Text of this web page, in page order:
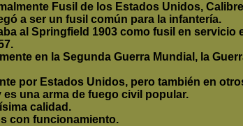
Fusil de los Estados Unidos,
a ser un fusil común para la infantería.
al Springfield 1903 como fusil en servicio
en la Segunda Guerra Mundial, la
por Estados Unidos, pero también en
una arma de fuego civil popular.
calidad.
con funcionamiento.